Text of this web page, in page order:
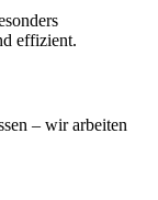
effizient.
– wir arbeiten